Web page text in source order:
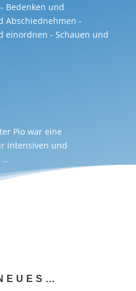
Bedenken und
Abschiednehmen -
einordnen - Schauen und
Pio war eine
intensiven und
...